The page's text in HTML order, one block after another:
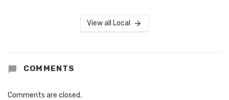
View all Local
COMMENTS
Comments are closed.